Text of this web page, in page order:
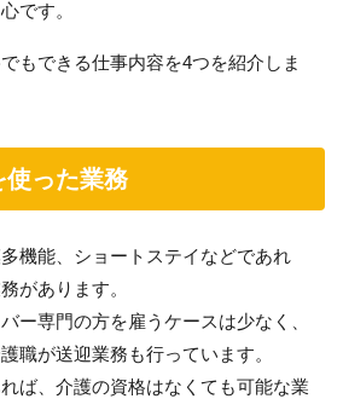
です。
もできる仕事内容を4つを紹介しま
使った業務
機能、ショートステイなどであれ
があります。
ー専門の方を雇うケースは少なく、
職が送迎業務も行っています。
ば、介護の資格はなくても可能な業